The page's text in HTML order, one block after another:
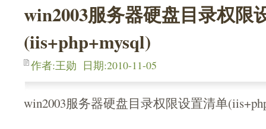
win2003服务器硬盘目录权限
(iis+php+mysql)
作者:王勋 日期:2010-11-05
win2003服务器硬盘目录权限设置清单